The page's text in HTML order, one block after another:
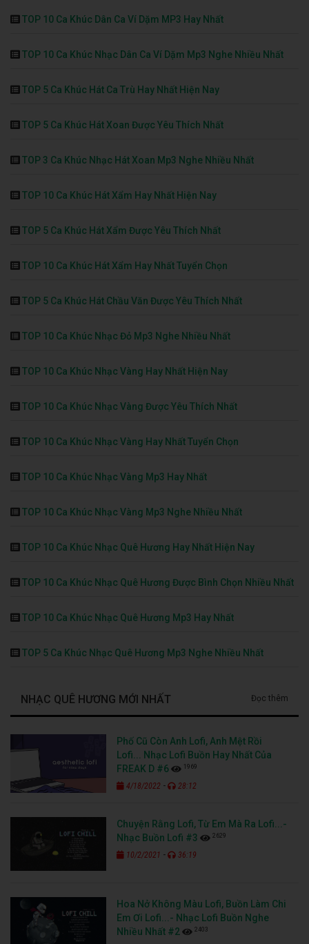
TOP 10 Ca Khúc Dân Ca Ví Dặm MP3 Hay Nhất
TOP 10 Ca Khúc Nhạc Dân Ca Ví Dặm Mp3 Nghe Nhiều Nhất
TOP 5 Ca Khúc Hát Ca Trù Hay Nhất Hiện Nay
TOP 5 Ca Khúc Hát Xoan Được Yêu Thích Nhất
TOP 3 Ca Khúc Nhạc Hát Xoan Mp3 Nghe Nhiều Nhất
TOP 10 Ca Khúc Hát Xẩm Hay Nhất Hiện Nay
TOP 5 Ca Khúc Hát Xẩm Được Yêu Thích Nhất
TOP 10 Ca Khúc Hát Xẩm Hay Nhất Tuyển Chọn
TOP 5 Ca Khúc Hát Chầu Văn Được Yêu Thích Nhất
TOP 10 Ca Khúc Nhạc Đỏ Mp3 Nghe Nhiều Nhất
TOP 10 Ca Khúc Nhạc Vàng Hay Nhất Hiện Nay
TOP 10 Ca Khúc Nhạc Vàng Được Yêu Thích Nhất
TOP 10 Ca Khúc Nhạc Vàng Hay Nhất Tuyển Chọn
TOP 10 Ca Khúc Nhạc Vàng Mp3 Hay Nhất
TOP 10 Ca Khúc Nhạc Vàng Mp3 Nghe Nhiều Nhất
TOP 10 Ca Khúc Nhạc Quê Hương Hay Nhất Hiện Nay
TOP 10 Ca Khúc Nhạc Quê Hương Được Bình Chọn Nhiều Nhất
TOP 10 Ca Khúc Nhạc Quê Hương Mp3 Hay Nhất
TOP 5 Ca Khúc Nhạc Quê Hương Mp3 Nghe Nhiều Nhất
NHẠC QUÊ HƯƠNG MỚI NHẤT Đọc thêm
Phố Cũ Còn Anh Lofi, Anh Mệt Rồi
Lofi... Nhạc Lofi Buồn Hay Nhất Của
FREAK D #6
1969
4/18/2022 - 28:12
Chuyện Rằng Lofi, Từ Em Mà Ra Lofi...-
Nhạc Buồn Lofi #3
2629
10/2/2021 - 36:19
Hoa Nở Không Màu Lofi, Buồn Làm Chi
Em Ơi Lofi...- Nhạc Lofi Buồn Nghe
Nhiều Nhất #2
2403